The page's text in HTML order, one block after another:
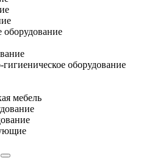
оборудование
оборудование
мебель